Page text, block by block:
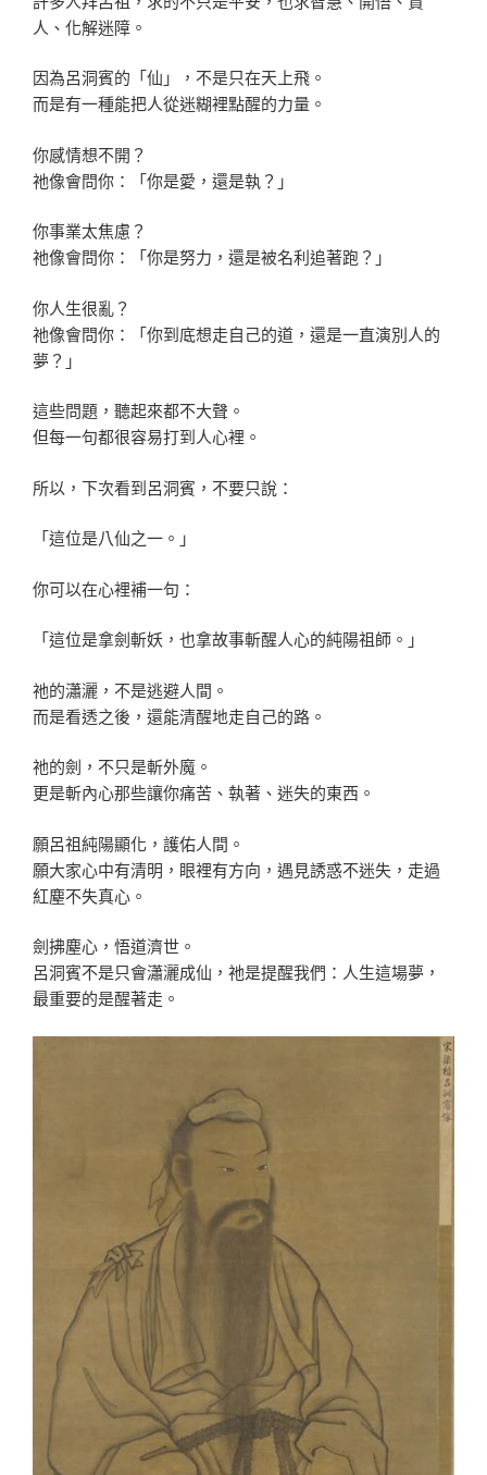
人、化解迷障。
因為呂洞賓的「仙」，不是只在天上飛。
而是有一種能把人從迷糊裡點醒的力量。
你感情想不開？
祂像會問你：「你是愛，還是執？」
你事業太焦慮？
祂像會問你：「你是努力，還是被名利追著跑？」
你人生很亂？
祂像會問你：「你到底想走自己的道，還是一直演別人的
夢？」
這些問題，聽起來都不大聲。
但每一句都很容易打到人心裡。
所以，下次看到呂洞賓，不要只說：
「這位是八仙之一。」
你可以在心裡補一句：
「這位是拿劍斬妖，也拿故事斬醒人心的純陽祖師。」
祂的瀟灑，不是逃避人間。
而是看透之後，還能清醒地走自己的路。
祂的劍，不只是斬外魔。
更是斬內心那些讓你痛苦、執著、迷失的東西。
願呂祖純陽顯化，護佑人間。
願大家心中有清明，眼裡有方向，遇見誘惑不迷失，走過
紅塵不失真心。
劍拂塵心，悟道濟世。
呂洞賓不是只會瀟灑成仙，祂是提醒我們：人生這場夢，
最重要的是醒著走。